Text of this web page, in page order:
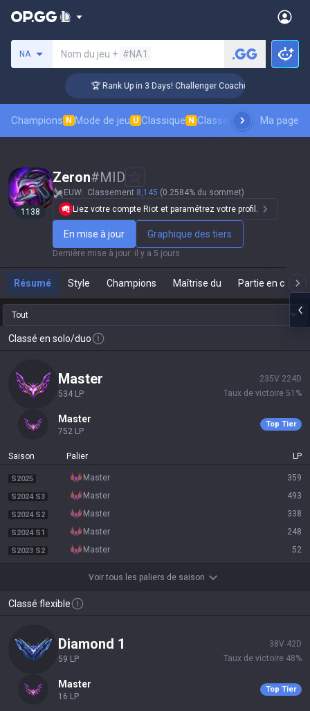
NA Nom du jeu + #NA1
🏆 Rank Up in 3 Days! Challenger Coaching
Champions N Mode de jeu U Classique N Classement des skins
Ma page
1138
Zeron#MID
EUW Classement 8,145 (0.2584% du sommet)
Liez votre compte Riot et paramétrez votre profil.
En mise à jour Graphique des tiers
Dernière mise à jour: il y a 5 jours
Résumé Style Champions Maîtrise du Partie en cours
Tout
Classé en solo/duo
master
534 LP
235V 224D
Taux de victoire 51 %
master
752 LP
Top Tier
Saison Palier LP
S2025 master 359
S2024 S3 master 493
S2024 S2 master 338
S2024 S1 master 248
S2023 S2 master 52
Voir tous les paliers de saison
Classé flexible
diamond 1
59 LP
38V 42D
Taux de victoire 48%
master
16 LP
Top Tier